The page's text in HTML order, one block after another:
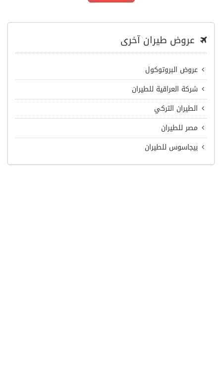
عروض طيران آخرى
عروض البروتوكول
شركة العراقية للطيران
الطيران التركي
مصر للطيران
بيجاسوس للطيران